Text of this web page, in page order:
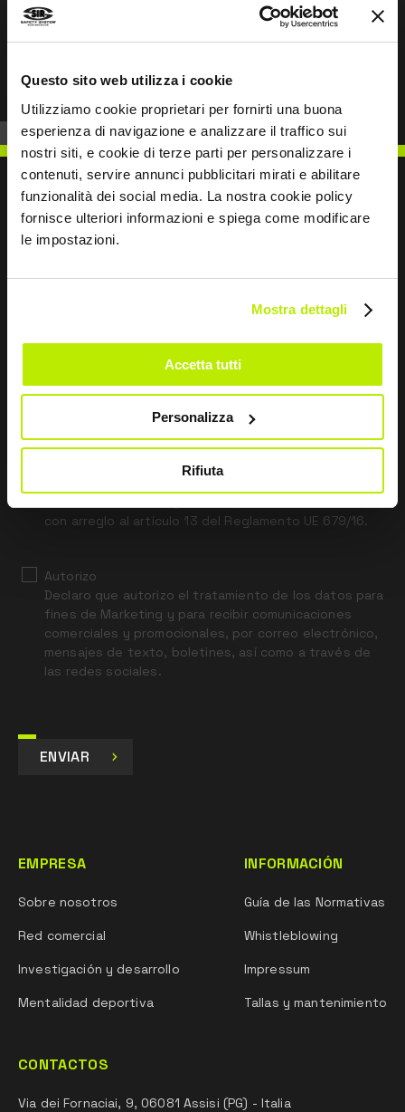
Questo sito web utilizza i cookie
Utilizziamo cookie proprietari per fornirti una buona
esperienza di navigazione e analizzare il traffico sui
nostri siti, e cookie di terze parti per personalizzare i
contenuti, servire annunci pubblicitari mirati e abilitare
funzionalità dei social media. La nostra cookie policy
fornisce ulteriori informazioni e spiega come modificare
le impostazioni.
Mostra dettagli
Accetta tutti
Personalizza
Rifiuta
Anterior Siguiente
Sigamos en contacto
field
con arreglo al artículo 13 del Reglamento UE 679/16.
Autorizo
Declaro que autorizo el tratamiento de los datos para
fines de Marketing y para recibir comunicaciones
comerciales y promocionales, por correo electrónico,
mensajes de texto, boletines, así como a través de
las redes sociales.
ENVIAR
EMPRESA
Sobre nosotros
Red comercial
Investigación y desarrollo
Mentalidad deportiva
INFORMACIÓN
Guía de las Normativas
Whistleblowing
Impressum
Tallas y mantenimiento
CONTACTOS
Via dei Fornaciai, 9, 06081 Assisi (PG) - Italia